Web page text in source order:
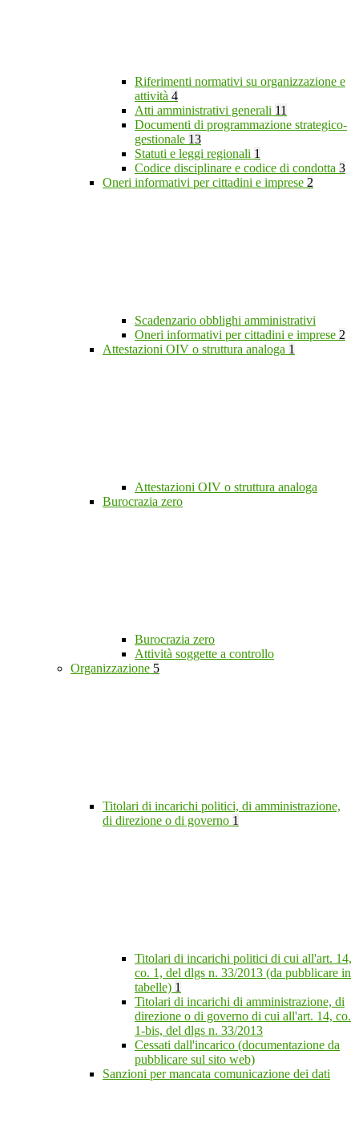
Riferimenti normativi su organizzazione e
attività 4
Atti amministrativi generali 11
Documenti di programmazione strategico-
gestionale 13
Statuti e leggi regionali 1
Codice disciplinare e codice di condotta 3
Oneri informativi per cittadini e imprese 2
Scadenzario obblighi amministrativi
Oneri informativi per cittadini e imprese 2
Attestazioni OIV o struttura analoga 1
Attestazioni OIV o struttura analoga
Burocrazia zero
Burocrazia zero
Attività soggette a controllo
Organizzazione 5
Titolari di incarichi politici, di amministrazione,
di direzione o di governo 1
Titolari di incarichi politici di cui all'art. 14,
co. 1, del dlgs n. 33/2013 (da pubblicare in
tabelle) 1
Titolari di incarichi di amministrazione, di
direzione o di governo di cui all'art. 14, co.
1-bis, del dlgs n. 33/2013
Cessati dall'incarico (documentazione da
pubblicare sul sito web)
Sanzioni per mancata comunicazione dei dati